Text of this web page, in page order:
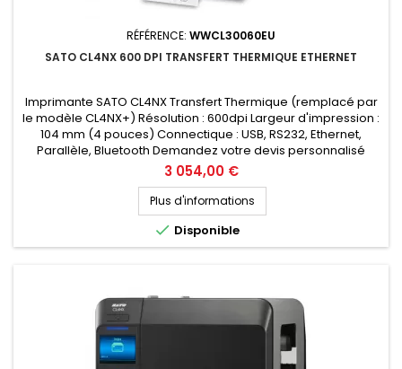
RÉFÉRENCE: WWCL30060EU
SATO CL4NX 600 DPI TRANSFERT THERMIQUE ETHERNET
Imprimante SATO CL4NX Transfert Thermique (remplacé par
le modèle CL4NX+) Résolution : 600dpi Largeur d'impression :
104 mm (4 pouces) Connectique : USB, RS232, Ethernet,
Parallèle, Bluetooth Demandez votre devis personnalisé
Prix
3 054,00 €
Plus d'informations
 Disponible